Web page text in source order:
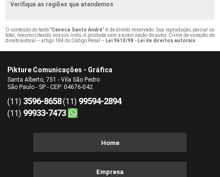
Verifique as regiões que atendemos
O conteúdo do texto "Caneca Santo André" é de direito reservado. Sua reprodução, parcial ou
total, mesmo citando nossos links, é proibida sem a autorização do autor. Crime de violação de
direito autoral – artigo 184 do Código Penal – Lei 9610/98 - Lei de direitos autorais
Pikture Comunicações - Gráfica
Santa Alberto, 751 - Vila São Pedro
São Paulo - SP - CEP: 04676-042
(11) 3596-8658(11) 99594-2894
(11) 99933-7473
Home
Empresa